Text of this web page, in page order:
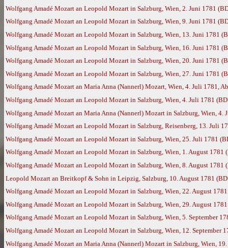
Wolfgang Amadé Mozart an Leopold Mozart in Salzburg, Wien, 2. Juni 1781
Wolfgang Amadé Mozart an Leopold Mozart in Salzburg, Wien, 9. Juni 1781
Wolfgang Amadé Mozart an Leopold Mozart in Salzburg, Wien, 13. Juni 1781
Wolfgang Amadé Mozart an Leopold Mozart in Salzburg, Wien, 16. Juni 1781
Wolfgang Amadé Mozart an Leopold Mozart in Salzburg, Wien, 20. Juni 1781
Wolfgang Amadé Mozart an Leopold Mozart in Salzburg, Wien, 27. Juni 1781
Wolfgang Amadé Mozart an Maria Anna (Nannerl) Mozart, Wien, 4. Juli 1781,
Wolfgang Amadé Mozart an Leopold Mozart in Salzburg, Wien, 4. Juli 1781
Wolfgang Amadé Mozart an Maria Anna (Nannerl) Mozart in Salzburg, Wien, 4.
Wolfgang Amadé Mozart an Leopold Mozart in Salzburg, Reisenberg, 13. Juli
Wolfgang Amadé Mozart an Leopold Mozart in Salzburg, Wien, 25. Juli 1781
Wolfgang Amadé Mozart an Leopold Mozart in Salzburg, Wien, 1. August 1781
Wolfgang Amadé Mozart an Leopold Mozart in Salzburg, Wien, 8. August 1781
Leopold Mozart an Breitkopf & Sohn in Leipzig, Salzburg, 10. August 1781
Wolfgang Amadé Mozart an Leopold Mozart in Salzburg, Wien, 22. August
Wolfgang Amadé Mozart an Leopold Mozart in Salzburg, Wien, 29. August
Wolfgang Amadé Mozart an Leopold Mozart in Salzburg, Wien, 5. September
Wolfgang Amadé Mozart an Leopold Mozart in Salzburg, Wien, 12. September
Wolfgang Amadé Mozart an Maria Anna (Nannerl) Mozart in Salzburg, Wien,